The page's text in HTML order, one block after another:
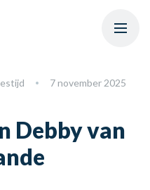
7 november 2025
Debby van